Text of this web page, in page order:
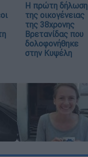
Η πρώτη δήλωση
της οικογένειας
της 38χρονης
Βρετανίδας που
δολοφονήθηκε
στην Κυψέλη